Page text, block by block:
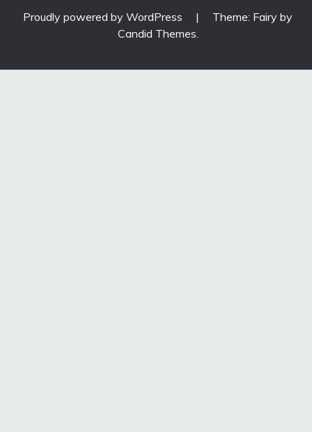
Proudly powered by WordPress |
Theme: Fairy by
Candid Themes